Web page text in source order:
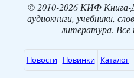
© 2010-2026 КИФ Книга-
аудиокниги, учебники,
литература.
Новости Новинки Каталог